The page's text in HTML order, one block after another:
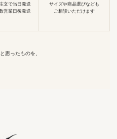
文で当日発送
営業日後発送
サイズや商品選びなども
ご相談いただけます
思ったものを、